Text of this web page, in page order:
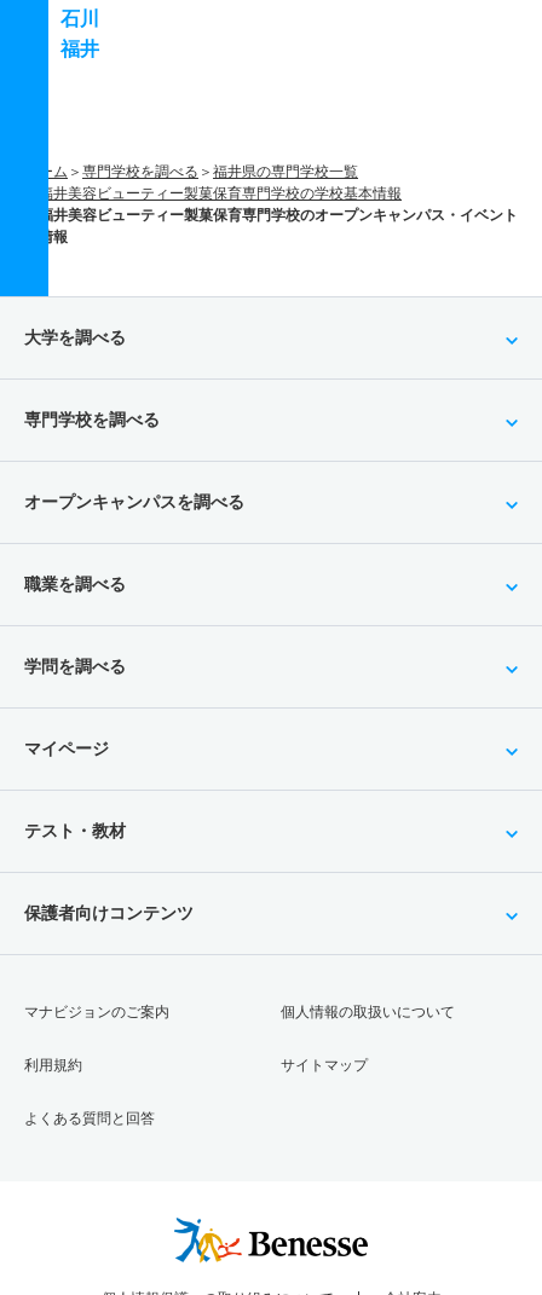
石川
福井
ホーム 専門学校を調べる
福井県の専門学校一覧
福井美容ビューティー製菓保育専門学校の学校基本情報
福井美容ビューティー製菓保育専門学校のオープンキャンパス・イベント
情報
大学を調べる
専門学校を調べる
オープンキャンパスを調べる
職業を調べる
学問を調べる
マイページ
テスト・教材
保護者向けコンテンツ
マナビジョンのご案内
利用規約
よくある質問と回答
個人情報の取扱いについて
サイトマップ